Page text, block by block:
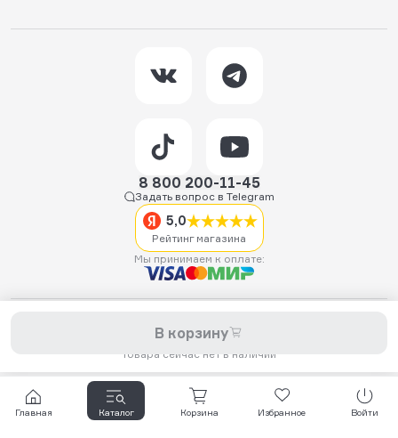
В корзину
Товара сейчас нет в наличии
8 800 200-11-45
Задать вопрос в Telegram
5,0
Рейтинг магазина
Мы принимаем к оплате:
самокатов, запчастей для самокатов, аксессуаров, экипировки,
одежды и обуви.
Главная Каталог Корзина Избранное Войти